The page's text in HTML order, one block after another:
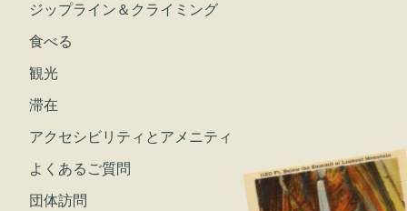
ジップライン＆クライミング
食べる
観光
滞在
アクセシビリティとアメニティ
よくあるご質問
団体訪問